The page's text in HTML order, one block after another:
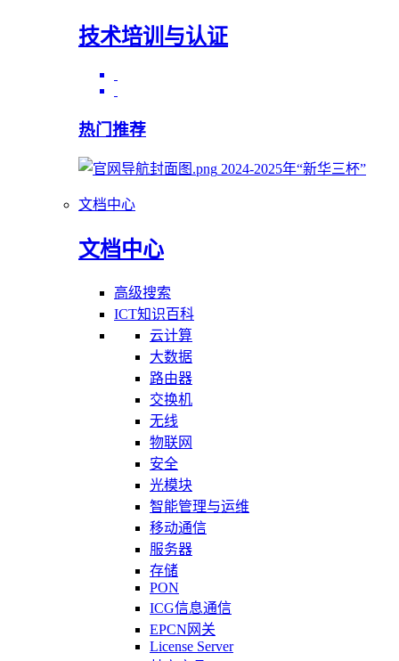
技术培训与认证
热门推荐
2024-2025年“新华三杯”
文档中心
文档中心
高级搜索
ICT知识百科
云计算
大数据
路由器
交换机
无线
物联网
安全
光模块
智能管理与运维
移动通信
服务器
存储
PON
ICG信息通信
EPCN网关
License Server